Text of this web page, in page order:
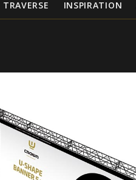
TRAVERSE INSPIRATION